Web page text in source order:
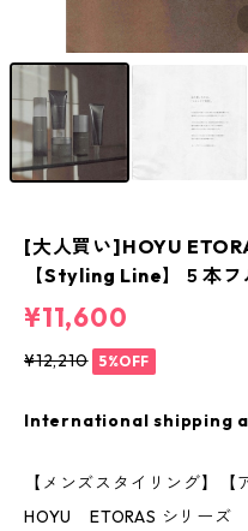
[大人買い]HOYU
【Styling Line】５本フ
¥11,600
¥12,210 5%OFF
International shipping
【メンズスタイリング】
HOYU ETORAS シリーズ